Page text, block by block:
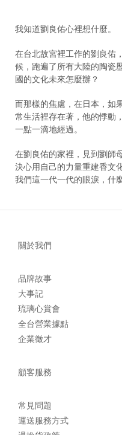
我知道劉良佑心裡想什麼。
在台北故宮裡工作的劉良佑
候，跑遍了所有大陸的陶瓷
國的文化未來怎麼辦？
而那樣的焦慮，在日本，如
常生活裡存在著，他的悸動
一點一滴地經過。
在劉良佑的家裡，見到劉師
決心用自己的力量重建香文
我們這一代一代的眼淚，什
關於我們
品牌故事
大事記
琉璃心賞會
全台營業據點
企業徵才
顧客服務
常見問題
運送服務方式